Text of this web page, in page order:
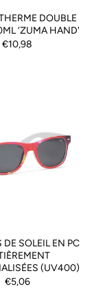
DOUBLE
‘ZUMA HAND'
€10,98
DE SOLEIL EN PC
(UV400)
€5,06